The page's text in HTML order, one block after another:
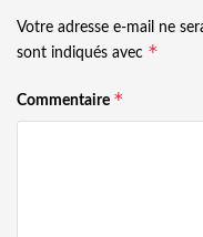
Votre adresse e-mail ne
sont indiqués avec *
Commentaire *